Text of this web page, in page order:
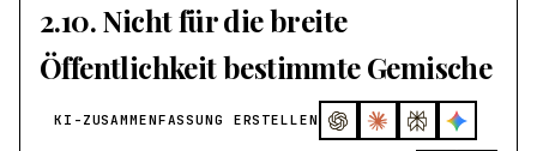
2.10. Nicht für die breite
Öffentlichkeit bestimmte Gemische
KI-ZUSAMMENFASSUNG ERSTELLEN